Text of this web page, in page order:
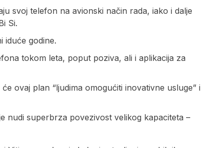
svoj telefon na avionski način rada, iako i dalje
Si.
iduće godine.
tokom leta, poput poziva, ali i aplikacija za
ovaj plan “ljudima omogućiti inovativne usluge” i
nudi superbrza povezivost velikog kapaciteta –